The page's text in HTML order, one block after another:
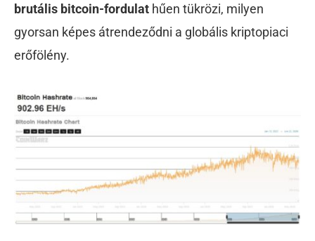
brutális bitcoin-fordulat hűen tükrözi, milyen
gyorsan képes átrendeződni a globális kriptopiaci
erőfölény.